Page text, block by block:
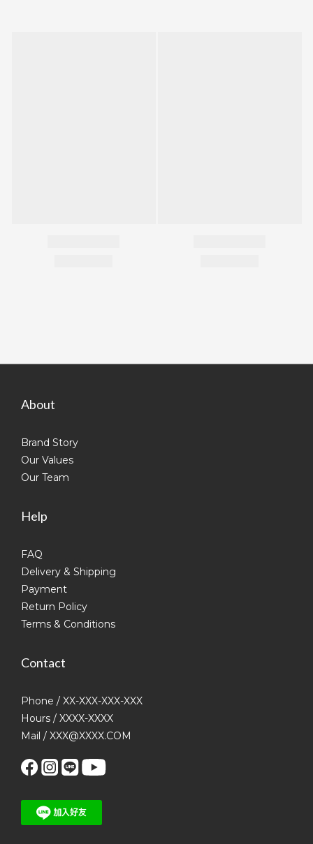
About
Brand Story
Our Values
Our Team
Help
FAQ
Delivery & Shipping
Payment
Return Policy
Terms & Conditions
Contact
Phone / XX-XXX-XXX-XXX
Hours / XXXX-XXXX
Mail / XXX@XXXX.COM